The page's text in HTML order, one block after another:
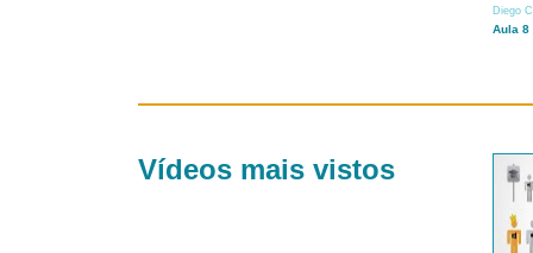
Diego
Aula 8
Vídeos mais vistos